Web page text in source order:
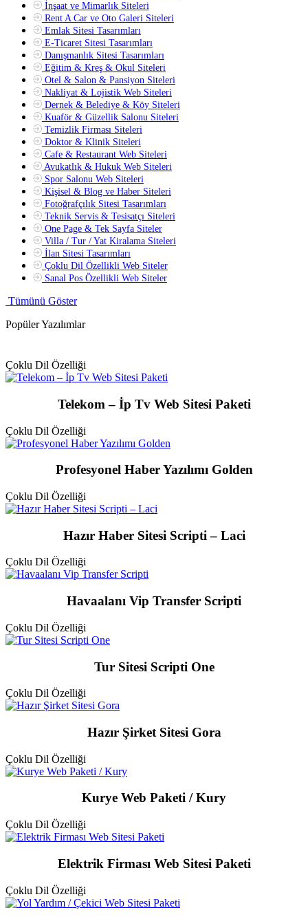
İnşaat ve Mimarlık Siteleri
Rent A Car ve Oto Galeri Siteleri
Emlak Sitesi Tasarımları
E-Ticaret Sitesi Tasarımları
Danışmanlık Sitesi Tasarımları
Eğitim & Kreş & Okul Siteleri
Otel & Salon & Pansiyon Siteleri
Nakliyat & Lojistik Web Siteleri
Dernek & Belediye & Köy Siteleri
Kuaför & Güzellik Salonu Siteleri
Temizlik Firması Siteleri
Doktor & Klinik Siteleri
Cafe & Restaurant Web Siteleri
Avukatlık & Hukuk Web Siteleri
Spor Salonu Web Siteleri
Kişisel & Blog ve Haber Siteleri
Fotoğrafçılık Sitesi Tasarımları
Teknik Servis & Tesisatçı Siteleri
One Page & Tek Sayfa Siteler
Villa / Tur / Yat Kiralama Siteleri
İlan Sitesi Tasarımları
Çoklu Dil Özellikli Web Siteler
Sanal Pos Özellikli Web Siteler
Tümünü Göster
Popüler Yazılımlar
Çoklu Dil Özelliği
Telekom – İp Tv Web Sitesi Paketi
Çoklu Dil Özelliği
Profesyonel Haber Yazılımı Golden
Çoklu Dil Özelliği
Hazır Haber Sitesi Scripti – Laci
Çoklu Dil Özelliği
Havaalanı Vip Transfer Scripti
Çoklu Dil Özelliği
Tur Sitesi Scripti One
Çoklu Dil Özelliği
Hazır Şirket Sitesi Gora
Çoklu Dil Özelliği
Kurye Web Paketi / Kury
Çoklu Dil Özelliği
Elektrik Firması Web Sitesi Paketi
Çoklu Dil Özelliği